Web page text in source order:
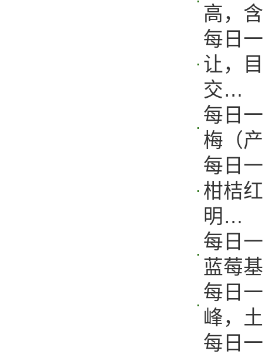
高，
每日
让，
交…
每日
梅（
每日
柑桔
明…
每日
蓝莓
每日
峰，
每日